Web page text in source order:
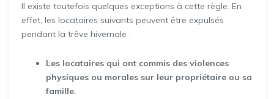
Il existe toutefois quelques exceptions à cette règle. En
effet, les locataires suivants peuvent être expulsés
pendant la trêve hivernale :
Les locataires qui ont commis des violences
physiques ou morales sur leur propriétaire ou sa
famille.